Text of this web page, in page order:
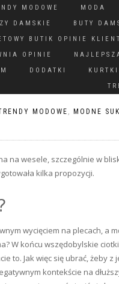
MODOWE MODA
DAMSKIE BUTY
BUTIK OPINIE
OPINIE
DODATKI
MODOWE ,
MODNE
na wesele, szczególnie w
kilka propozycji.
wycięciem na plecach, a
W końcu wszędobylskie
to. Jak więc się ubrać, żeby z
kontekście na